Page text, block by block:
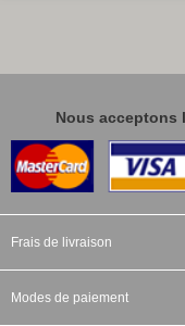
Nous acceptons
Frais de livraison
Modes de paiement